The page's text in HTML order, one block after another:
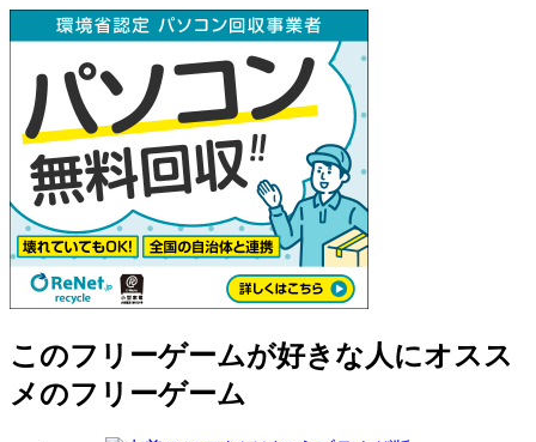
このフリーゲームが好きな人にオスス
メのフリーゲーム